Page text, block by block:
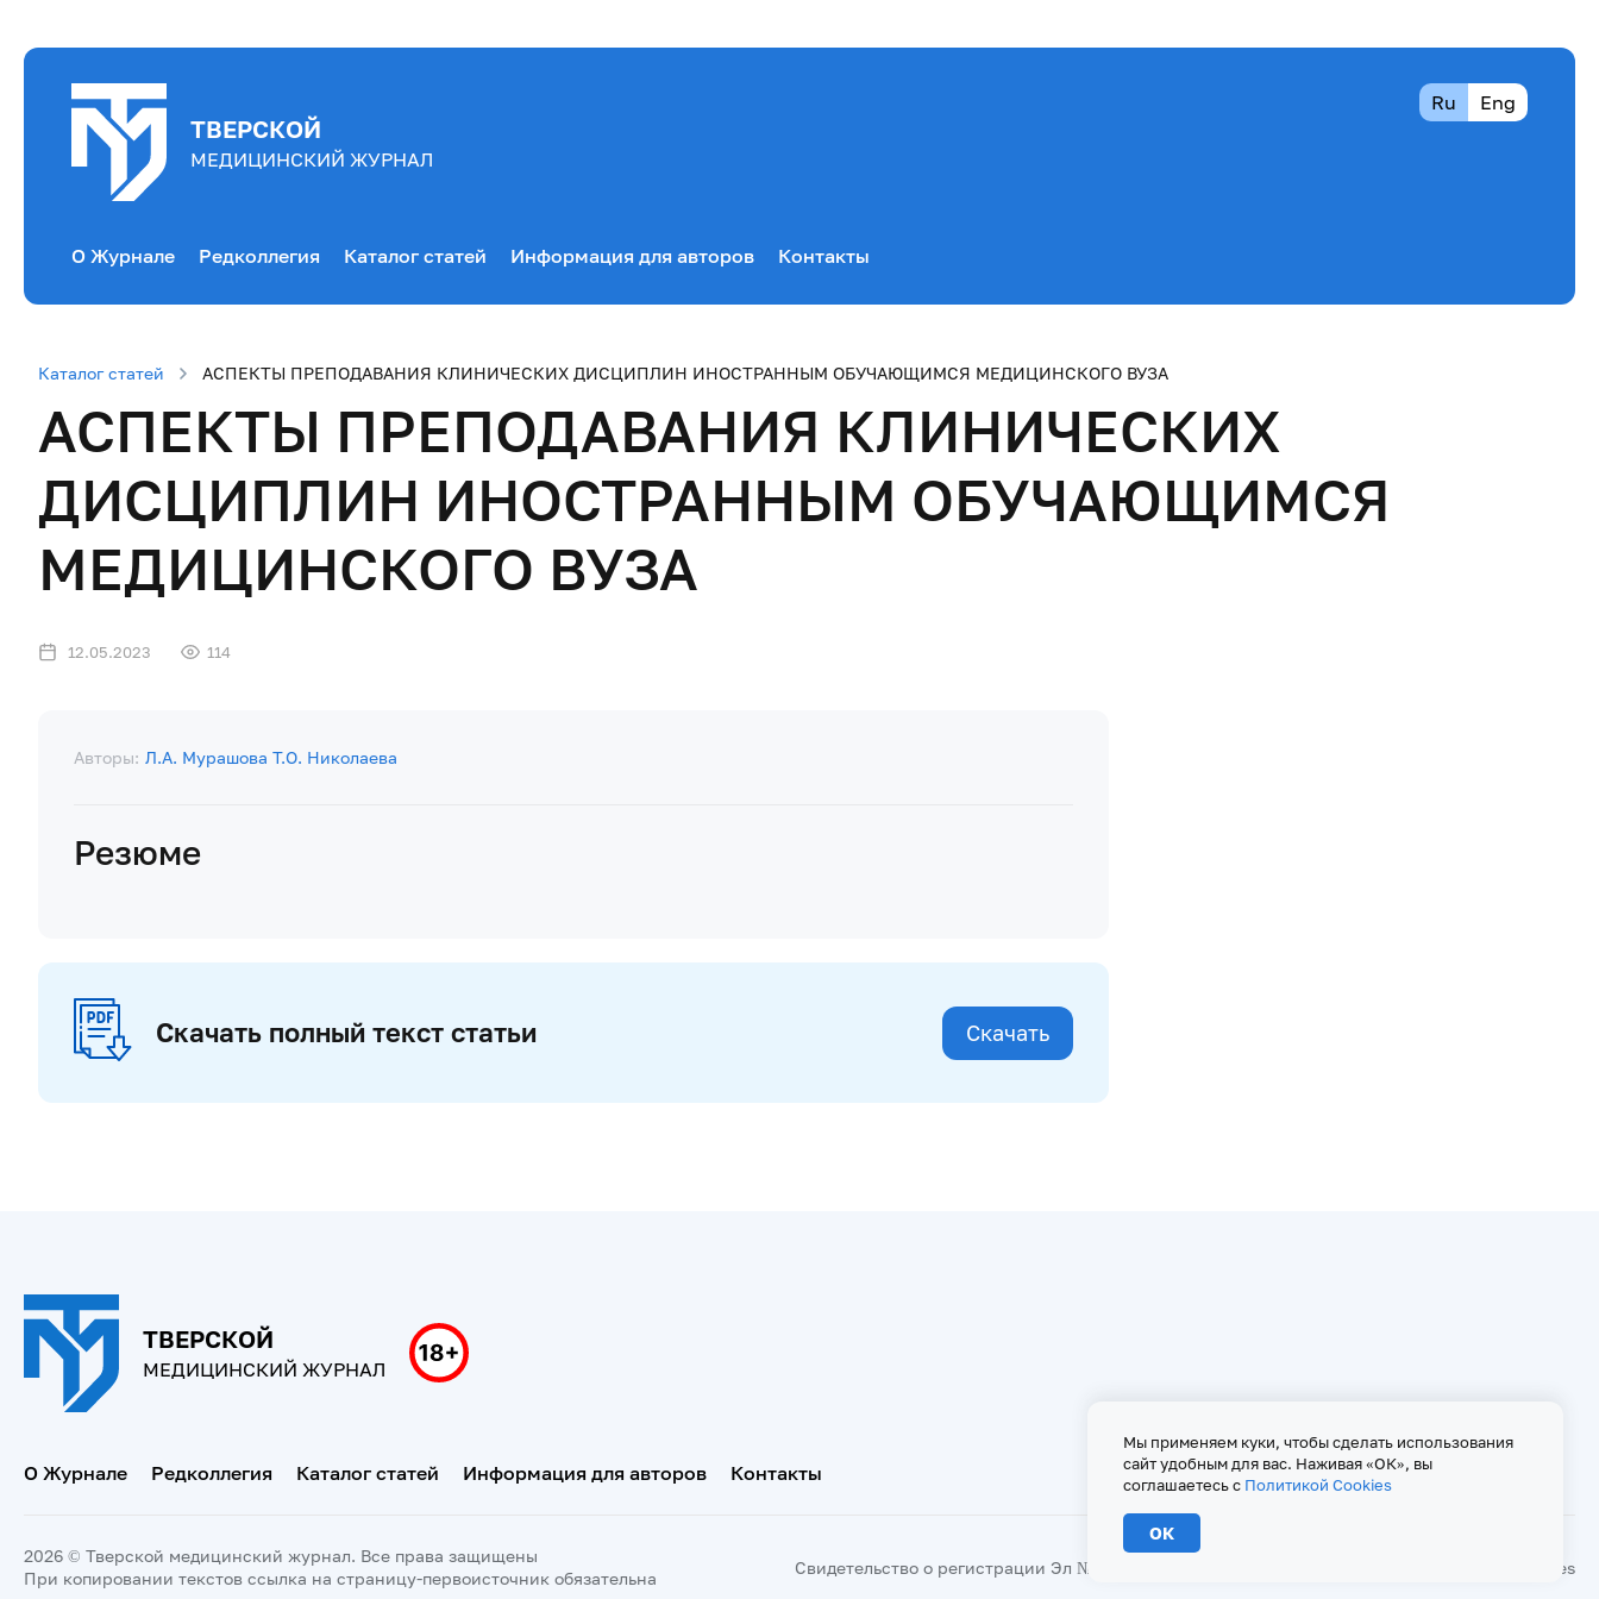
ТВЕРСКОЙ
МЕДИЦИНСКИЙ ЖУРНАЛ
Ru Eng
О Журнале Редколлегия Каталог статей Информация для авторов Контакты
Каталог статей АСПЕКТЫ ПРЕПОДАВАНИЯ КЛИНИЧЕСКИХ ДИСЦИПЛИН ИНОСТРАННЫМ ОБУЧАЮЩИМСЯ МЕДИЦИНСКОГО ВУЗА
АСПЕКТЫ ПРЕПОДАВАНИЯ КЛИНИЧЕСКИХ
ДИСЦИПЛИН ИНОСТРАННЫМ ОБУЧАЮЩИМСЯ
МЕДИЦИНСКОГО ВУЗА
12.05.2023 114
Авторы: Л.А. Мурашова Т.О. Николаева
Резюме
Скачать полный текст статьи Скачать
ТВЕРСКОЙ
МЕДИЦИНСКИЙ ЖУРНАЛ
О Журнале Редколлегия Каталог статей Информация для авторов Контакты
2026 © Тверской медицинский журнал. Все права защищены
При копировании текстов ссылка на страницу-первоисточник обязательна
Свидетельство о регистрации Эл № ФС 77 - 67146 от 16 сентября 2016 г Политика Cookies
Мы применяем куки, чтобы сделать использования
сайт удобным для вас. Наживая «ОК», вы
соглашаетесь с Политикой Cookies
ОК